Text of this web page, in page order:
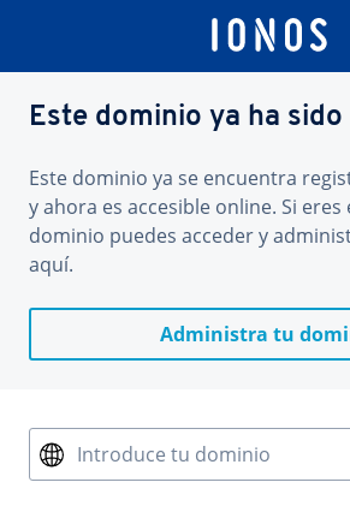
Este dominio ya ha
Este dominio ya se encuentra
y ahora es accesible online. Si
dominio puedes acceder y
aquí.
Administra tu
Introduce tu dominio